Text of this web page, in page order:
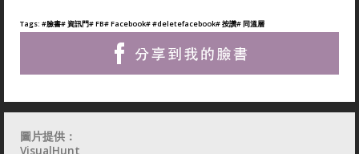
Tags: #臉書# 資訊門# FB# Facebook# #deletefacebook# 按讚# 同溫層
圖片提供：
VisualHunt